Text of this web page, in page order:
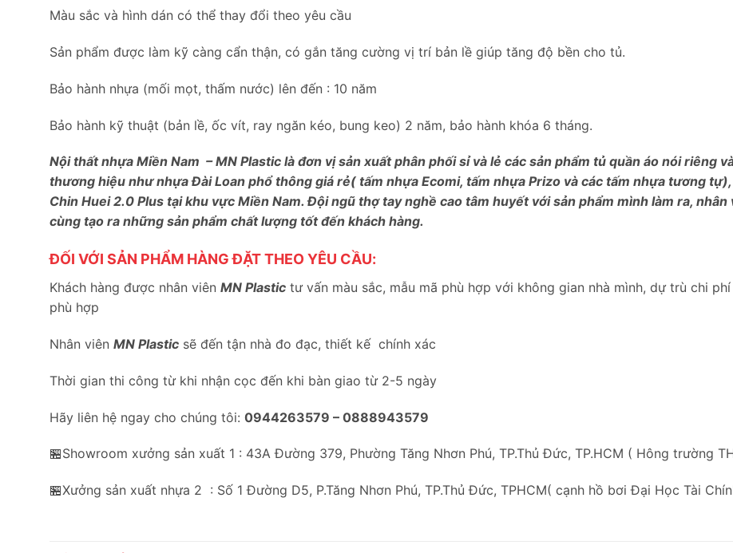
Màu sắc và hình dán có thể thay đổi theo yêu cầu
Sản phẩm được làm kỹ càng cẩn thận, có gắn tăng cường vị trí bản lề giúp tăng độ bền cho tủ.
Bảo hành nhựa (mối mọt, thấm nước) lên đến : 10 năm
Bảo hành kỹ thuật (bản lề, ốc vít, ray ngăn kéo, bung keo) 2 năm, bảo hành khóa 6 tháng.
Nội thất nhựa Miền Nam – MN Plastic là đơn vị sản xuất phân phối sỉ và lẻ các sản phẩm tủ quần áo nói riêng
thương hiệu như nhựa Đài Loan phổ thông giá rẻ( tấm nhựa Ecomi, tấm nhựa Prizo và các tấm nhựa tương
Chin Huei 2.0 Plus tại khu vực Miền Nam. Đội ngũ thợ tay nghề cao tâm huyết với sản phẩm mình làm ra,
cùng tạo ra những sản phẩm chất lượng tốt đến khách hàng.
ĐỐI VỚI SẢN PHẨM HÀNG ĐẶT THEO YÊU CẦU:
Khách hàng được nhân viên MN Plastic tư vấn màu sắc, mẫu mã phù hợp với không gian nhà mình, dự trù chi
phù hợp
Nhân viên MN Plastic sẽ đến tận nhà đo đạc, thiết kế chính xác
Thời gian thi công từ khi nhận cọc đến khi bàn giao từ 2-5 ngày
Hãy liên hệ ngay cho chúng tôi: 0944263579 – 0888943579
🏪Showroom xưởng sản xuất 1 : 43A Đường 379, Phường Tăng Nhơn Phú, TP.Thủ Đức, TP.HCM ( Hông trường
🏪Xưởng sản xuất nhựa 2 : Số 1 Đường D5, P.Tăng Nhơn Phú, TP.Thủ Đức, TPHCM( cạnh hồ bơi Đại Học Tài